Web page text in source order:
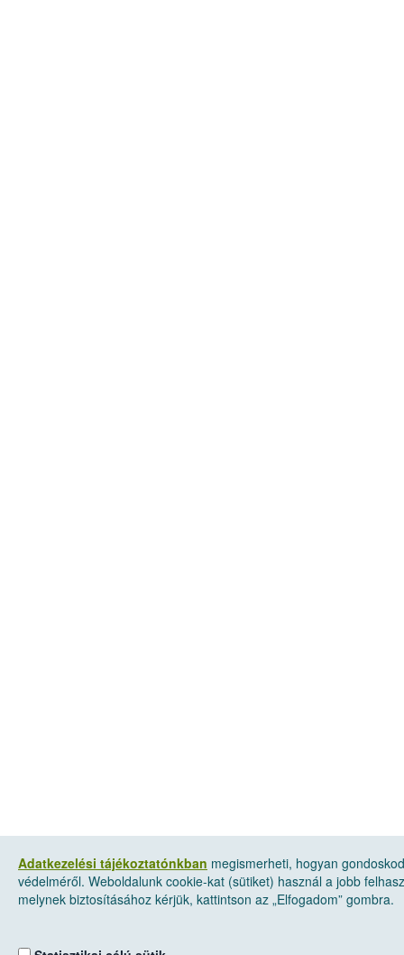
Adatkezelési tájékoztatónkban megismerheti, hogyan
védelméről. Weboldalunk cookie-kat (sütiket) használ a jobb
melynek biztosításához kérjük, kattintson az „Elfogadom” gombra.